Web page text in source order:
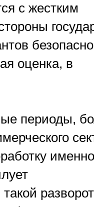
с жестким
оценка, в
периоды,
разворот